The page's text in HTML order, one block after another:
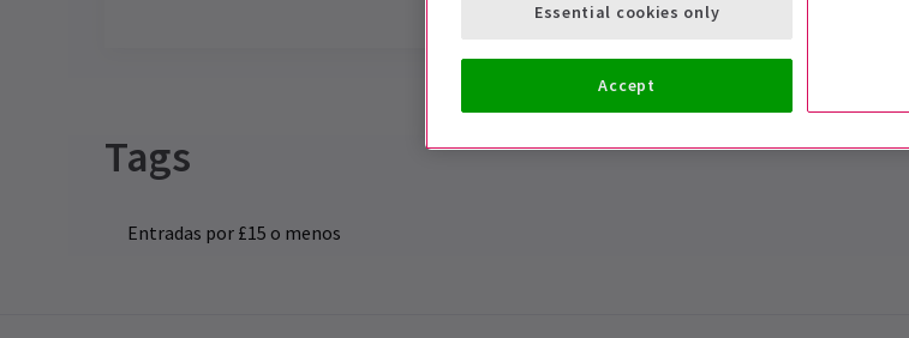
Tags
Entradas por £15 o menos
Essential cookies only
Accept